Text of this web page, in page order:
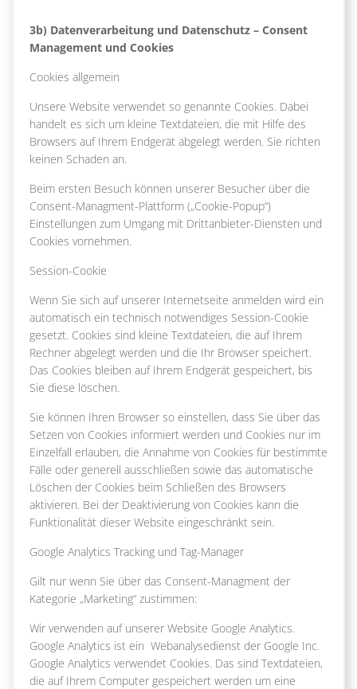
3b) Datenverarbeitung und Datenschutz – Consent
Management und Cookies
Cookies allgemein
Unsere Website verwendet so genannte Cookies. Dabei
handelt es sich um kleine Textdateien, die mit Hilfe des
Browsers auf Ihrem Endgerät abgelegt werden. Sie richten
keinen Schaden an.
Beim ersten Besuch können unserer Besucher über die
Consent-Managment-Plattform („Cookie-Popup“)
Einstellungen zum Umgang mit Drittanbieter-Diensten und
Cookies vornehmen.
Session-Cookie
Wenn Sie sich auf unserer Internetseite anmelden wird ein
automatisch ein technisch notwendiges Session-Cookie
gesetzt. Cookies sind kleine Textdateien, die auf Ihrem
Rechner abgelegt werden und die Ihr Browser speichert.
Das Cookies bleiben auf Ihrem Endgerät gespeichert, bis
Sie diese löschen.
Sie können Ihren Browser so einstellen, dass Sie über das
Setzen von Cookies informiert werden und Cookies nur im
Einzelfall erlauben, die Annahme von Cookies für bestimmte
Fälle oder generell ausschließen sowie das automatische
Löschen der Cookies beim Schließen des Browsers
aktivieren. Bei der Deaktivierung von Cookies kann die
Funktionalität dieser Website eingeschränkt sein.
Google Analytics Tracking und Tag-Manager
Gilt nur wenn Sie über das Consent-Managment der
Kategorie „Marketing“ zustimmen:
Wir verwenden auf unserer Website Google Analytics.
Google Analytics ist ein Webanalysedienst der Google Inc.
Google Analytics verwendet Cookies. Das sind Textdateien,
die auf Ihrem Computer gespeichert werden um eine